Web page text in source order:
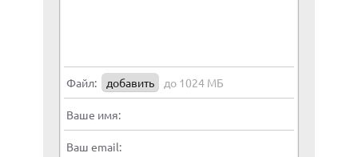
Файл: добавить до 1024 МБ
Ваше имя:
Ваш email: